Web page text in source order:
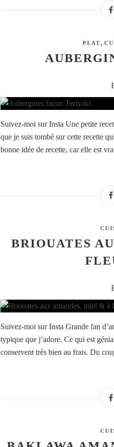
PLAT,
Suivez-moi sur Insta Une petite
que je suis tombé sur cette recette
bonne idée de recette, car elle est
BRIOUATES
Suivez-moi sur Insta Grande fan
typique que j’adore. Ce qui est
conservent très bien au frais. Du